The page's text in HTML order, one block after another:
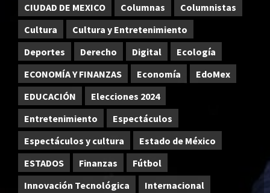
CIUDAD DE MEXICO
Columnas
Columnistas
Cultura
Cultura y Entretenimiento
Deportes
Derecho Digital
Ecología
ECONOMÍA Y FINANZAS
Economía
EdoMex
EDUCACIÓN
Elecciones 2024
Entretenimiento
Espectáculos
Espectáculos y cultura
Estado de México
ESTADOS
Finanzas
Fútbol
Innovación Tecnológica
Internacional